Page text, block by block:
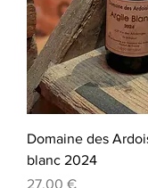
Domaine des
blanc 2024
Prix
27,00 €